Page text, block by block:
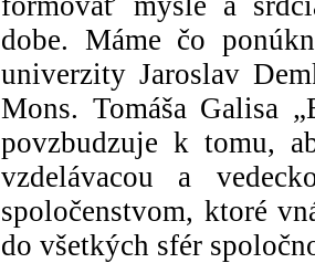
dobe. Máme čo
univerzity Jaroslav
Mons. Tomáša Galisa
povzbudzuje k tomu,
vzdelávacou a
spoločenstvom, ktoré
do všetkých sfér